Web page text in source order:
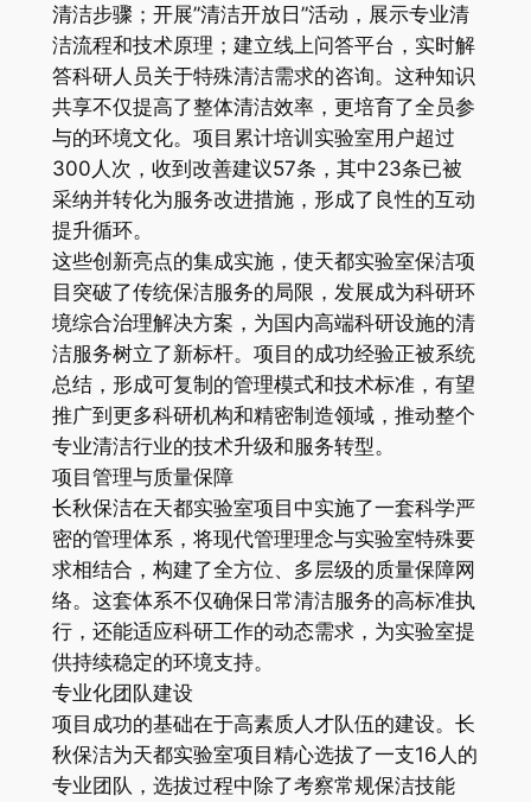
清洁步骤；开展”清洁开放日”活动，展示专业清
洁流程和技术原理；建立线上问答平台，实时解
答科研人员关于特殊清洁需求的咨询。这种知识
共享不仅提高了整体清洁效率，更培育了全员参
与的环境文化。项目累计培训实验室用户超过
300人次，收到改善建议57条，其中23条已被
采纳并转化为服务改进措施，形成了良性的互动
提升循环。
这些创新亮点的集成实施，使天都实验室保洁项
目突破了传统保洁服务的局限，发展成为科研环
境综合治理解决方案，为国内高端科研设施的清
洁服务树立了新标杆。项目的成功经验正被系统
总结，形成可复制的管理模式和技术标准，有望
推广到更多科研机构和精密制造领域，推动整个
专业清洁行业的技术升级和服务转型。
项目管理与质量保障
长秋保洁在天都实验室项目中实施了一套科学严
密的管理体系，将现代管理理念与实验室特殊要
求相结合，构建了全方位、多层级的质量保障网
络。这套体系不仅确保日常清洁服务的高标准执
行，还能适应科研工作的动态需求，为实验室提
供持续稳定的环境支持。
专业化团队建设
项目成功的基础在于高素质人才队伍的建设。长
秋保洁为天都实验室项目精心选拔了一支16人的
专业团队，选拔过程中除了考察常规保洁技能